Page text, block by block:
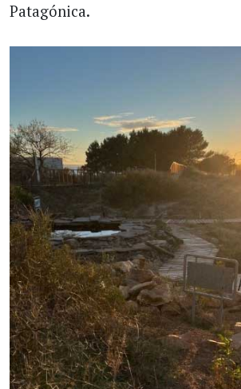
Patagónica.